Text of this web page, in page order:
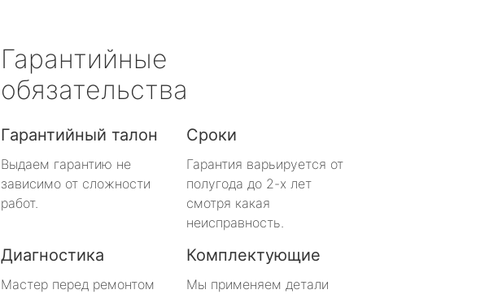
Гарантийные
обязательства
Гарантийный талон
Выдаем гарантию не
зависимо от сложности
работ.
Сроки
Гарантия варьируется от
полугода до 2-х лет
смотря какая
неисправность.
Диагностика
Мастер перед ремонтом
Комплектующие
Мы применяем детали